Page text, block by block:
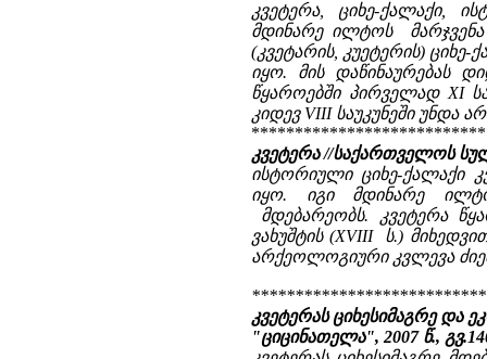
კვეტერა, ციხე-ქალაქი,
მდინარე ილტოს მარჯვენა
(კვეტარის, კუეტერის)
იყო. მის დაწინაურებას
წყაროებში პირველად XI
კიდევ VIII საუკუნეში უნდა
კვეტერა //საქართველოს
ისტორიული ციხე-ქალაქი
იყო. იგი მდინარე
მდებარეობს. კვეტერა
ვახუშტის (XVIII ს.)
არქეოლოგიური კვლევა
კვეტერას ციხესიმაგრე და
"ციცინათელა", 2007 წ.,